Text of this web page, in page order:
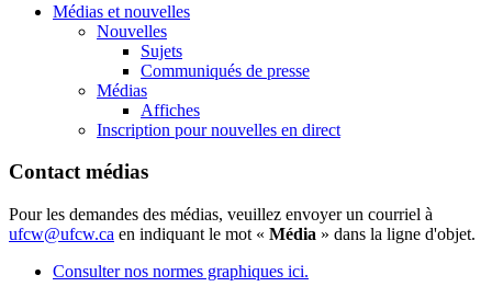
Médias et nouvelles
Nouvelles
Sujets
Communiqués de presse
Médias
Affiches
Inscription pour nouvelles en direct
Contact médias
Pour les demandes des médias, veuillez envoyer un courriel à
ufcw@ufcw.ca en indiquant le mot « Média » dans la ligne d'objet.
Consulter nos normes graphiques ici.